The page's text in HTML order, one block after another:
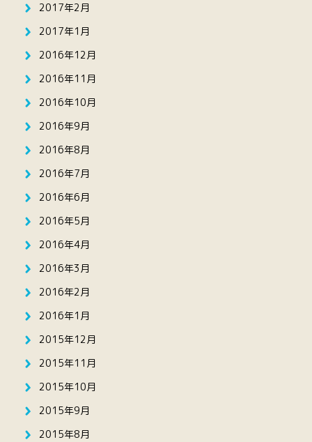
2017年2月
2017年1月
2016年12月
2016年11月
2016年10月
2016年9月
2016年8月
2016年7月
2016年6月
2016年5月
2016年4月
2016年3月
2016年2月
2016年1月
2015年12月
2015年11月
2015年10月
2015年9月
2015年8月